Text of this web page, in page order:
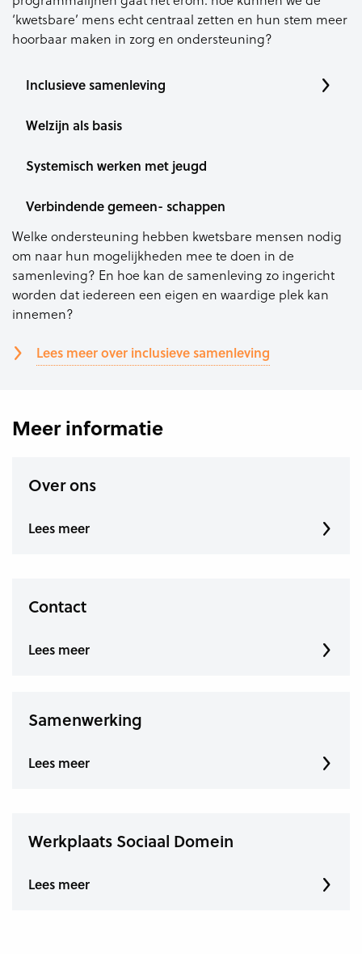
‘kwetsbare’ mens echt centraal zetten en hun stem meer
hoorbaar maken in zorg en ondersteuning?
Inclusieve samenleving
Welzijn als basis
Systemisch werken met jeugd
Verbindende gemeen- schappen
Welke ondersteuning hebben kwetsbare mensen nodig
om naar hun mogelijkheden mee te doen in de
samenleving? En hoe kan de samenleving zo ingericht
worden dat iedereen een eigen en waardige plek kan
innemen?
Lees meer over inclusieve samenleving
Meer informatie
Over ons
Lees meer
Contact
Lees meer
Samenwerking
Lees meer
Werkplaats Sociaal Domein
Lees meer